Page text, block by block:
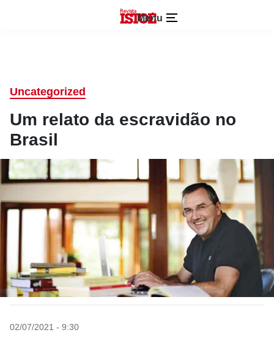
Menu
Uncategorized
Um relato da escravidão no
Brasil
02/07/2021 - 9:30